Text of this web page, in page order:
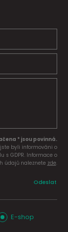
* jsou povinná.
byli informováni o
s GDPR. Informace o
údajů naleznete zde.
Odeslat
E-shop